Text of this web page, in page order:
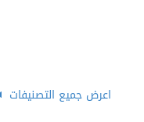
اعرض جميع التصنيفات